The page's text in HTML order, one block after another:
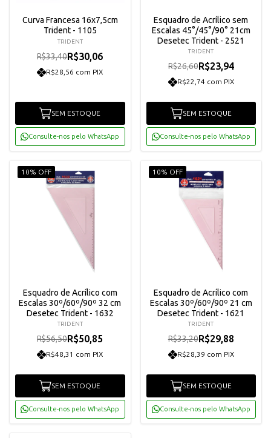
Curva Francesa 16x7,5cm
Trident - 1105
TRIDENT
R$33,40R$30,06
R$28,56 com PIX
SEM ESTOQUE
Consulte-nos pelo WhatsApp
Esquadro de Acrílico sem
Escalas 45°/45°/90° 21cm
Desetec Trident - 2521
TRIDENT
R$26,60R$23,94
R$22,74 com PIX
SEM ESTOQUE
Consulte-nos pelo WhatsApp
10% OFF
Esquadro de Acrílico com
Escalas 30º/60º/90º 32 cm
Desetec Trident - 1632
TRIDENT
R$56,50R$50,85
R$48,31 com PIX
SEM ESTOQUE
Consulte-nos pelo WhatsApp
10% OFF
Esquadro de Acrílico com
Escalas 30º/60º/90º 21 cm
Desetec Trident - 1621
TRIDENT
R$33,20R$29,88
R$28,39 com PIX
SEM ESTOQUE
Consulte-nos pelo WhatsApp